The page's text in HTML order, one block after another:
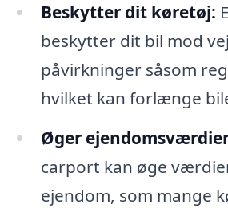
Beskytter dit køretøj:
beskytter dit bil mod
påvirkninger såsom
hvilket kan forlænge
Øger
carport kan øge
ejendom, som mange